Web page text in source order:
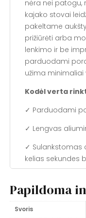
nėra nei patogu,
kajako stovai
pakeltame
prižiūrėti arba
lenkimo ir be
parduodami
užima minimaliai
Kodėl verta
✓ Parduodami
✓ Lengvas
✓ Sulankstomas
kelias sekundes
apsaugo kajako
✓ Nailoniniai
Papildoma
Svoris